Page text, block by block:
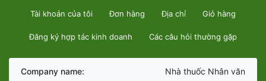
Tài khoản của tôi Đơn hàng Địa chỉ Giỏ hàng
Đăng ký hợp tác kinh doanh Các câu hỏi thường gặp
Company name: Nhà thuốc Nhân văn